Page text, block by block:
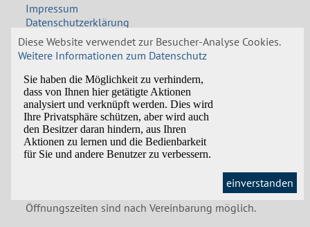
Diese Website verwendet zur Besucher-Analyse Cookies.
Weitere Informationen zum Datenschutz
einverstanden
Impressum
Datenschutzerklärung
Amtssignatur
Öffnungszeiten Gemeindeamt
Mo: 8:00 bis 12:00 und 14:00 bis 18:00 Uhr
Di: 8:30 bis 12:00 Uhr
Mi: 8:00 bis 12:00 Uhr, Nachmittags nach
Vereinbarung
Do und Fr: 8:00 bis 12:00 Uhr
In den Schulferien bleibt das Gemeindeamt am
Nachmittag geschlossen. Termine außerhalb der
Öffnungszeiten sind nach Vereinbarung möglich.